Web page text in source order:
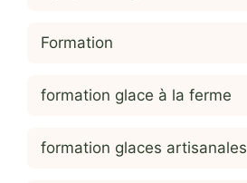
Formation
formation glace à la ferme
formation glaces artisanales